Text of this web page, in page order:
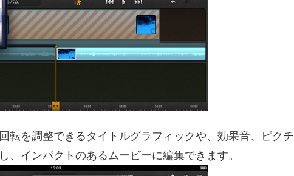
転を調整できるタイトルグラフィックや、効果音、ピクチ
、インパクトのあるムービーに編集できます。